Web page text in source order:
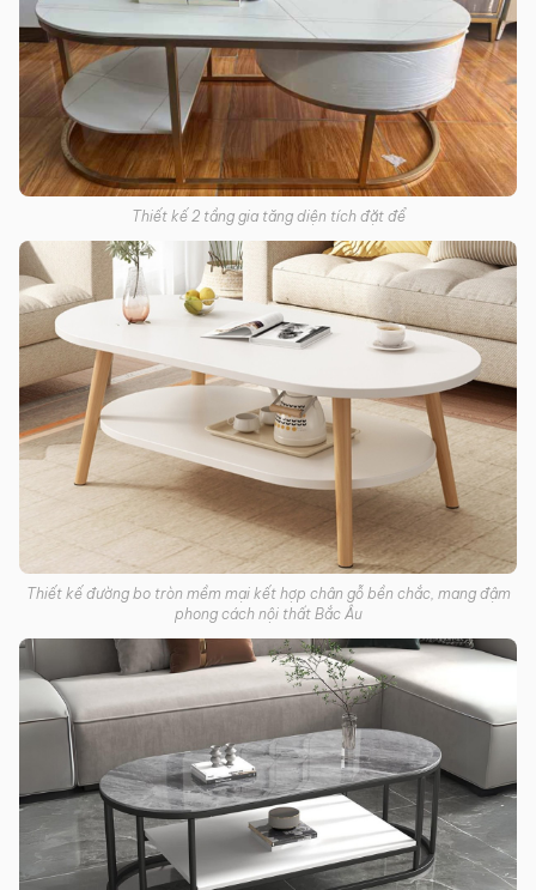
Thiết kế 2 tầng gia tăng diện tích đặt để
Thiết kế đường bo tròn mềm mại kết hợp chân gỗ bền chắc, mang đậm
phong cách nội thất Bắc Âu